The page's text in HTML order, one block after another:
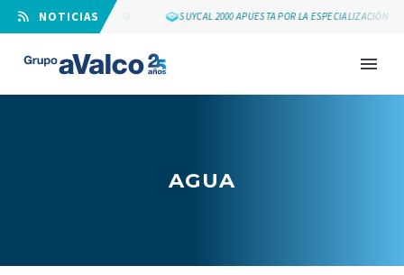
⠀NOTICIAS
AÑOS DE GRUPO AVALCO SUYCAL 2000 APUESTA POR LA ESPECIALIZACIÓN
AGUA